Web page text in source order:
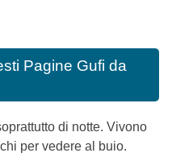
Pagine Gufi da
di notte. Vivono
per vedere al buio.